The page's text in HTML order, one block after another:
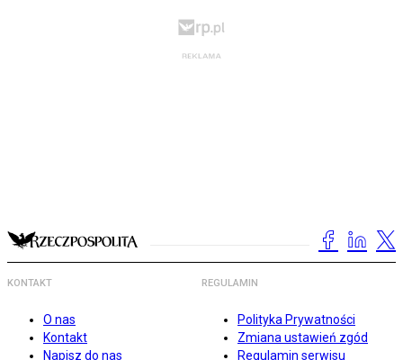
KONTAKT
O nas
Kontakt
Napisz do nas
REGULAMIN
Polityka Prywatności
Zmiana ustawień zgód
Regulamin serwisu